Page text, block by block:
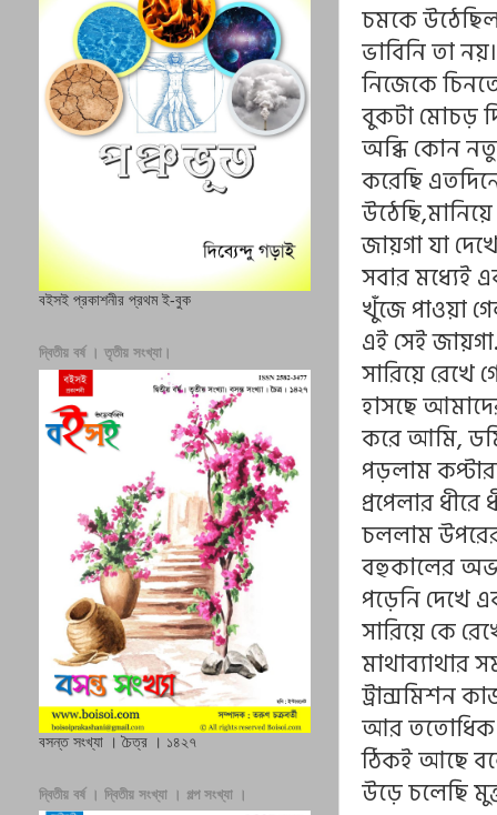
চমকে
ভাবিনি তা
নিজেকে
বুকটা মোচড়
অব্ধি কোন
করেছি
জায়গা যা
সবার মধ্যেই
খুঁজে পাওয়া
এই সেই
সারিয়ে
হাসছে
করে আমি,
পড়লাম
প্রপেলার
চললাম
বহুকালের
পড়েনি দেখে
সারিয়ে কে
মাথাব্যাথার
ট্রান্সমিশন
আর ততোধিক
ঠিকই আছে
উড়ে চলেছি
বইসই প্রকাশনীর প্রথম ই-বুক
দ্বিতীয় বর্ষ । তৃতীয় সংখ্যা।
বসন্ত সংখ্যা । চৈত্র । ১৪২৭
দ্বিতীয় বর্ষ । দ্বিতীয় সংখ্যা । গল্প সংখ্যা ।